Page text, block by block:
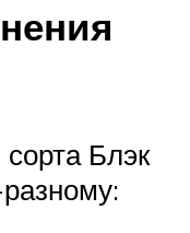
Блэк